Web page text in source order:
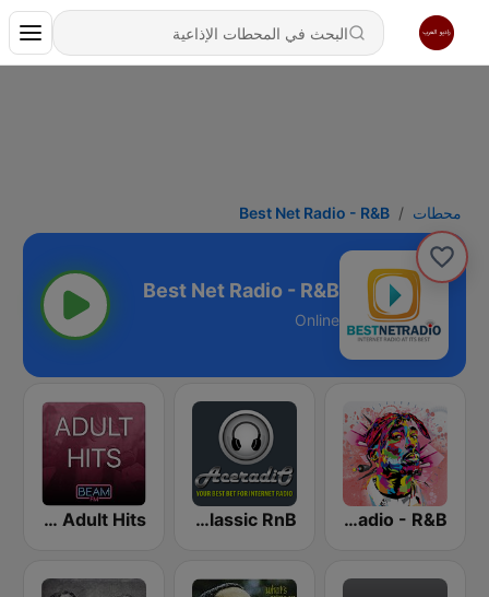
محطات Best Net Radio - R&B
Best Net Radio - R&B
Online
TheGoosh Radio - R&B
AceRadio-Classic RnB
Beam FM - Adult Hits